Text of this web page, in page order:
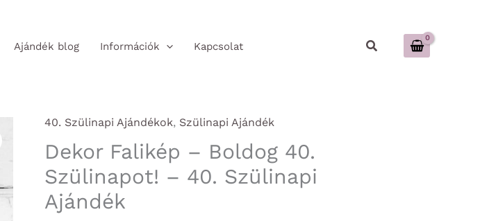
Ajándék blog Információk Kapcsolat Keresés
40. Szülinapi Ajándékok, Szülinapi Ajándék
Dekor Falikép – Boldog 40.
Szülinapot! – 40. Szülinapi
Ajándék